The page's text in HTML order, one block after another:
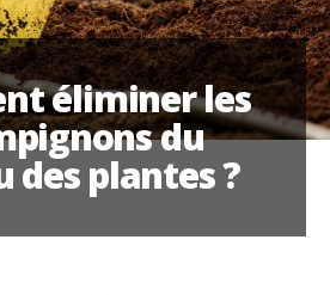
éliminer les
du
des plantes ?